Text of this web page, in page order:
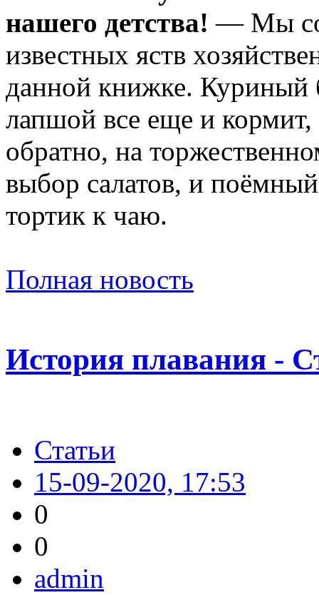
нашего детства! — Мы
известных яств
данной книжке. Куриный
лапшой все еще и
обратно, на
выбор салатов, и
тортик к чаю.
Полная новость
История плавания -
Статьи
15-09-2020, 17:53
0
0
admin